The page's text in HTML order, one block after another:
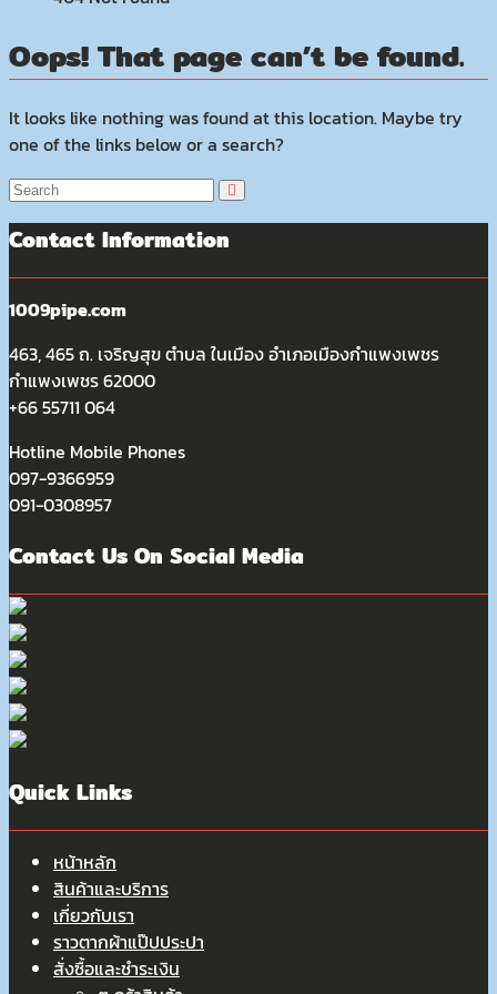
Oops! That page can’t be found.
It looks like nothing was found at this location. Maybe try
one of the links below or a search?
Contact Information
1009pipe.com
463, 465 ถ. เจริญสุข ตำบล ในเมือง อำเภอเมืองกำแพงเพชร
กำแพงเพชร 62000
+66 55711 064
Hotline Mobile Phones
097-9366959
091-0308957
Contact Us On Social Media
Quick Links
หน้าหลัก
สินค้าและบริการ
เกี่ยวกับเรา
ราวตากผ้าแป๊ปประปา
สั่งซื้อและชำระเงิน